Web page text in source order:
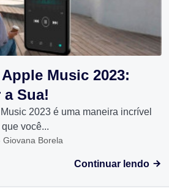
Music 2023:
a Sua!
2023 é uma maneira incrível
você...
Borela
Continuar lendo